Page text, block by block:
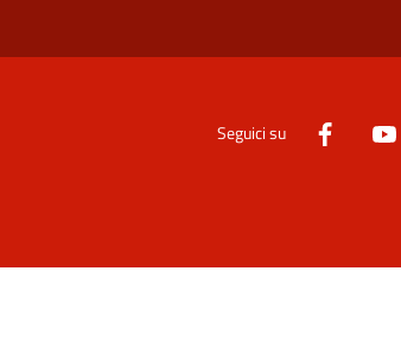
Seguici su